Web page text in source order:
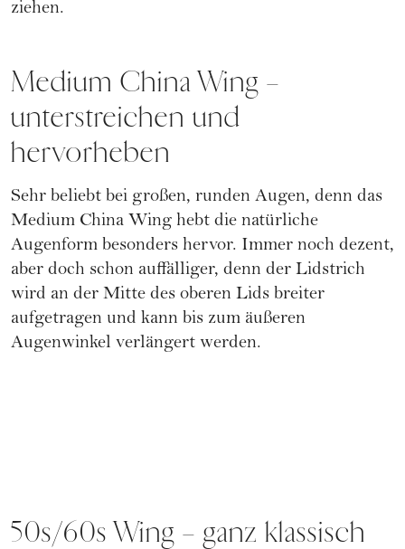
ziehen.
Medium China Wing –
unterstreichen und
hervorheben
Sehr beliebt bei großen, runden Augen, denn das
Medium China Wing hebt die natürliche
Augenform besonders hervor. Immer noch dezent,
aber doch schon auffälliger, denn der Lidstrich
wird an der Mitte des oberen Lids breiter
aufgetragen und kann bis zum äußeren
Augenwinkel verlängert werden.
50s/60s Wing – ganz klassisch